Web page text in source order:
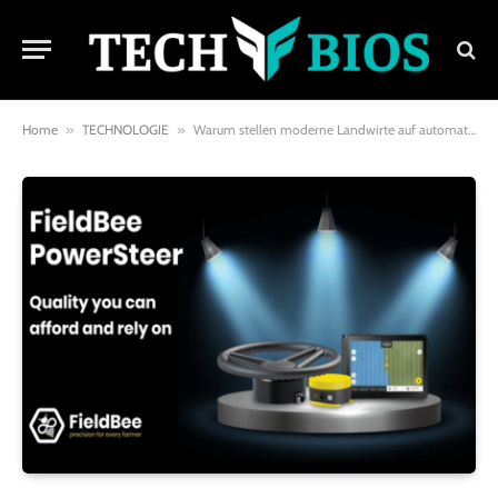
Home » TECHNOLOGIE » Warum stellen moderne Landwirte auf automatische Lenkung um?